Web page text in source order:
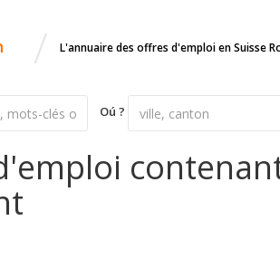
/ L'annuaire des offres d'emploi en Suisse
Oú ?